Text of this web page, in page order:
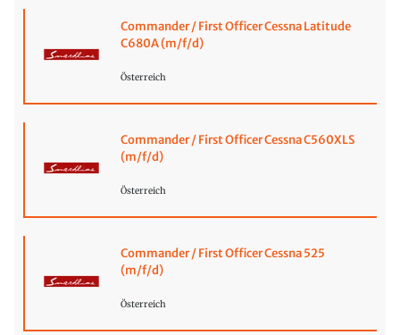
Commander / First Officer Cessna Latitude
C680A (m/f/d)
Österreich
Commander / First Officer Cessna C560XLS
(m/f/d)
Österreich
Commander / First Officer Cessna 525
(m/f/d)
Österreich